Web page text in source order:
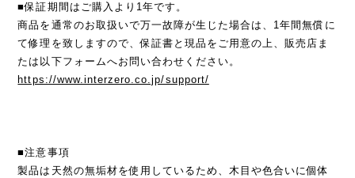
■保証期間はご購入より1年です。
商品を通常のお取扱いで万一故障が生じた場合は、1年間無償に
て修理を致しますので、保証書と現品をご用意の上、販売店ま
たは以下フォームへお問い合わせください。
https://www.interzero.co.jp/support/
■注意事項
製品は天然の無垢材を使用しているため、木目や色合いに個体